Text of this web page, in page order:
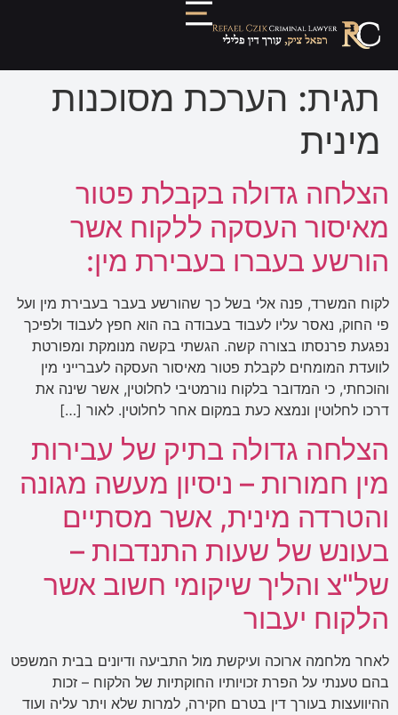
תגית: הערכת מסוכנות
מינית
הצלחה גדולה בקבלת פטור
מאיסור העסקה ללקוח אשר
הורשע בעברו בעבירת מין:
לקוח המשרד, פנה אלי בשל כך שהורשע בעבר בעבירת מין ועל
פי החוק, נאסר עליו לעבוד בעבודה בה הוא חפץ לעבוד ולפיכך
נפגעת פרנסתו בצורה קשה. הגשתי בקשה מנומקת ומפורטת
לוועדת המומחים לקבלת פטור מאיסור העסקה לעברייני מין
והוכחתי, כי המדובר בלקוח נורמטיבי לחלוטין, אשר שינה את
דרכו לחלוטין ונמצא כעת במקום אחר לחלוטין. לאור […]
הצלחה גדולה בתיק של עבירות
מין חמורות – ניסיון מעשה מגונה
והטרדה מינית, אשר מסתיים
בעונש של שעות התנדבות –
של"צ והליך שיקומי חשוב אשר
הלקוח יעבור
לאחר מלחמה ארוכה ועיקשת מול התביעה ודיונים בבית המשפט
בהם טענתי על הפרת זכויותיו החוקתיות של הלקוח – זכות
ההיוועצות בעורך דין בטרם חקירה, למרות שלא ויתר עליה ועוד